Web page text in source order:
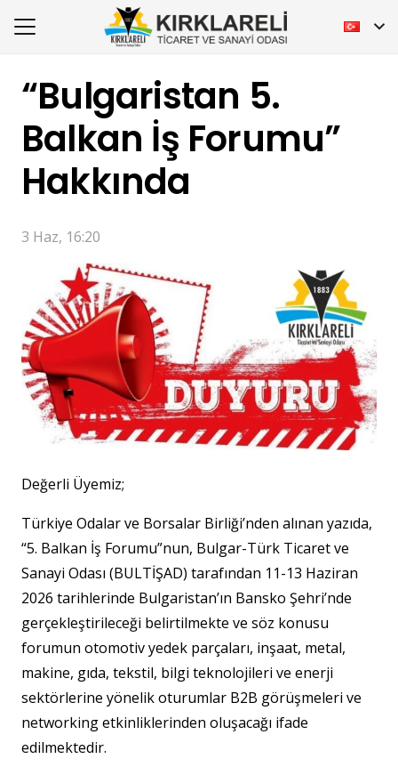
“Bulgaristan 5.
Balkan İş Forumu”
Hakkında
3 Haz, 16:20
Değerli Üyemiz;
Türkiye Odalar ve Borsalar Birliği’nden alınan yazıda,
“5. Balkan İş Forumu”nun, Bulgar-Türk Ticaret ve
Sanayi Odası (BULTİŞAD) tarafından 11-13 Haziran
2026 tarihlerinde Bulgaristan’ın Bansko Şehri’nde
gerçekleştirileceği belirtilmekte ve söz konusu
forumun otomotiv yedek parçaları, inşaat, metal,
makine, gıda, tekstil, bilgi teknolojileri ve enerji
sektörlerine yönelik oturumlar B2B görüşmeleri ve
networking etkinliklerinden oluşacağı ifade
edilmektedir.